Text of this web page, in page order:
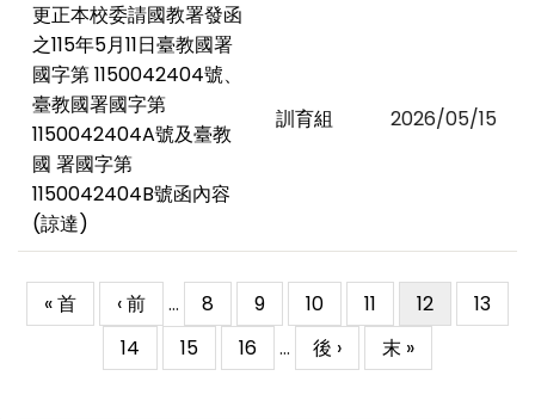
更正本校委請國教署發函
之115年5月11日臺教國署
國字第 1150042404號、
臺教國署國字第
1150042404A號及臺教
國 署國字第
1150042404B號函內容
(諒達)
訓育組 2026/05/15
Pagination
First
page
« 首
Previous
page
‹ 前 … Page
8 Page
9 Page
10 Page
11
目
前
頁
12 Page
13
Page
14 Page
15 Page
16 …
下
一
後 ›
Last
page
末 »